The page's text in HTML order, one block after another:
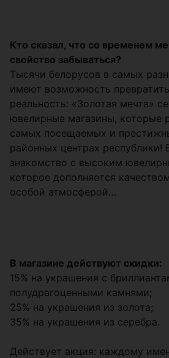
Кто сказал, что со временем
свойство забываться?
Тысячи белорусов в самых
имеют возможность
реальность: «Золотая мечта»
ювелирные магазины, которые
самых посещаемых и
районных центрах республики!
знакомство с высоким
которое дополняется
особой атмосферой…
В магазине действуют скидки:
15% на украшения с
полудрагоценными камнями;
25% на украшения из золота;
35% на украшения из серебра.
Действует акция: каждому